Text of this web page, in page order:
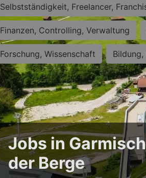
Selbstständigkeit, Freelancer,
Finanzen, Controlling, Verwaltung
Forschung, Wissenschaft
Jobs in
der Berge